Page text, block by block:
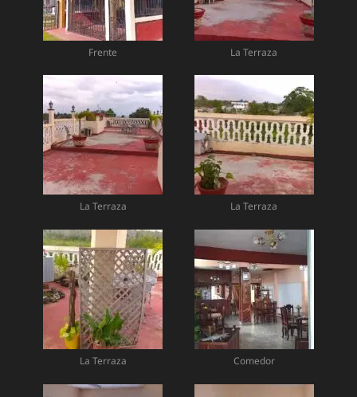
Frente La Terraza
La Terraza La Terraza
La Terraza Comedor